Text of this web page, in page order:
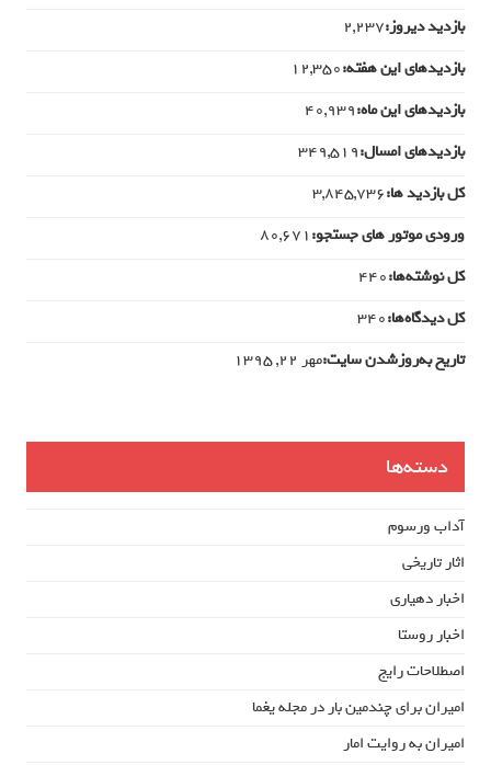
بازدید دیروز:2,237
بازدیدهای این هفته:12,350
بازدیدهای این ماه:40,939
بازدیدهای امسال:349,519
کل بازدید ها:3,845,736
ورودی‌ موتور های جستجو:80,671
کل نوشته‌ها:440
کل دیدگاه‌ها:340
تاریخ به‌روزشدن سایت:مهر ۲۲, ۱۳۹۵
دسته‌ها
آداب ورسوم
اثار تاریخی
اخبار دهیاری
اخبار روستا
اصطلاحات رایج
امیران برای چندمین بار در مجله یغما
امیران به روایت امار